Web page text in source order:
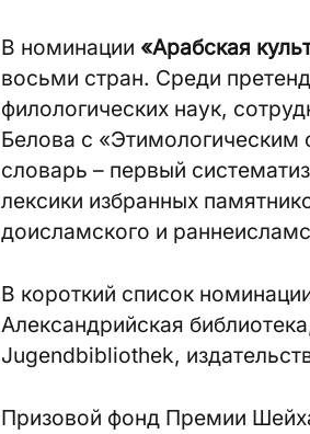
В номинации «Арабская
восьми стран. Среди
филологических наук,
Белова с «Этимологическим
словарь – первый
лексики избранных
доисламского и
В короткий список
Александрийская
Jugendbibliothek,
Призовой фонд Премии